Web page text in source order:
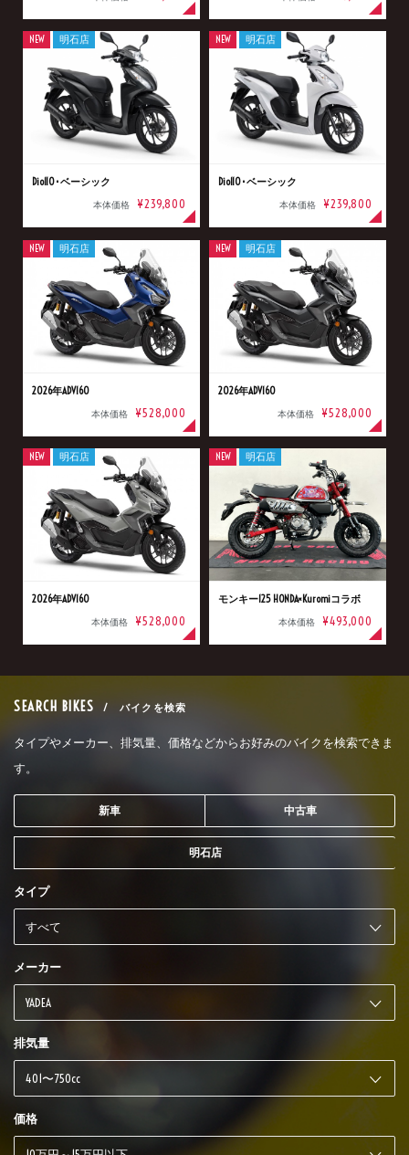
Dio110･ベーシック
本体価格 ¥239,800
NEW 明石店
Dio110･ベーシック
本体価格 ¥239,800
NEW 明石店
2026年ADV160
本体価格 ¥528,000
NEW 明石店
2026年ADV160
本体価格 ¥528,000
NEW 明石店
2026年ADV160
本体価格 ¥528,000
NEW 明石店
モンキー125 HONDA×Kuromiコラボ
本体価格 ¥493,000
NEW 明石店
SEARCH BIKES / バイクを検索
タイプやメーカー、排気量、価格などからお好みのバイクを検索できま
す。
新車 中古車
明石店
タイプ
メーカー
排気量
価格